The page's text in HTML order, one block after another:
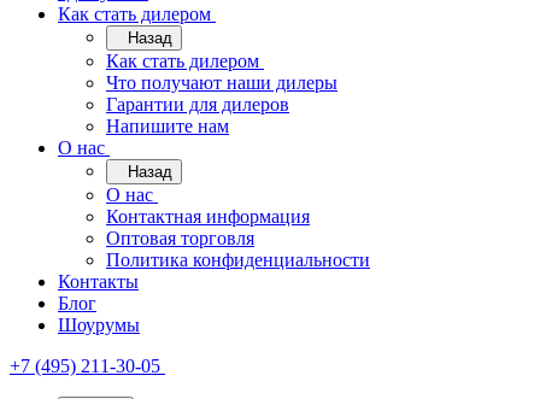
Как стать дилером
Назад
Как стать дилером
Что получают наши дилеры
Гарантии для дилеров
Напишите нам
О нас
Назад
О нас
Контактная информация
Оптовая торговля
Политика конфиденциальности
Контакты
Блог
Шоурумы
+7 (495) 211-30-05